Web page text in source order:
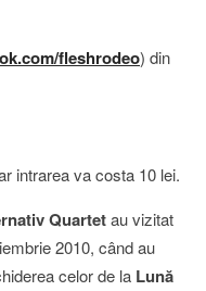
fleshrodeo) din
intrarea va costa 10 lei.
Quartetau vizitat
2010, când au
celor de la Lună